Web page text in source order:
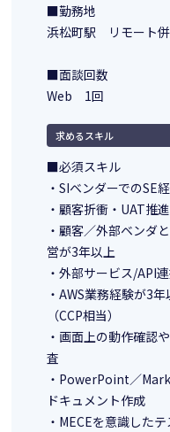
■勤務地
浜松町駅 リモート
■面談回数
Web 1回
求めるスキル
■必須スキル
・SIベンダーでのSE
・顧客折衝・UAT推
・顧客／外部ベンダ
営が3年以上
・外部サービス/API
・AWS業務経験が3
（CCP相当）
・画面上の動作確認
査
・PowerPoint／
ドキュメント作成
・MECEを意識した